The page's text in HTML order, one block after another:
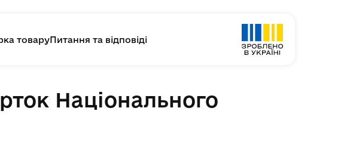
товаруПитання та відповіді
Національного